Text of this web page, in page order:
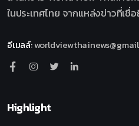
ในประเทศไทย จากแหล่งข่าวที่เ
อีเมลล์:
Highlight